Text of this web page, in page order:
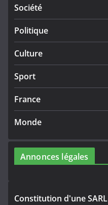
Société
Politique
Culture
Sport
France
Monde
Annonces légales
Constitution d'une SARL